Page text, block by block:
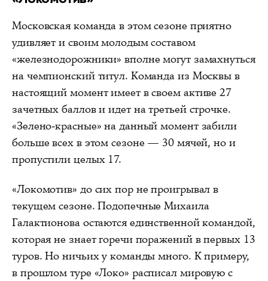
Московская команда в этом сезоне приятно
удивляет и своим молодым составом
«железнодорожники» вполне могут замахнуться
на чемпионский титул. Команда из Москвы в
настоящий момент имеет в своем активе 27
зачетных баллов и идет на третьей строчке.
«Зелено-красные» на данный момент забили
больше всех в этом сезоне — 30 мячей, но и
пропустили целых 17.
«Локомотив» до сих пор не проигрывал в
текущем сезоне. Подопечные Михаила
Галактионова остаются единственной командой,
которая не знает горечи поражений в первых 13
туров. Но ничьих у команды много. К примеру,
в прошлом туре «Локо» расписал мировую с